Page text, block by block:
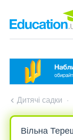
Дитячі садки